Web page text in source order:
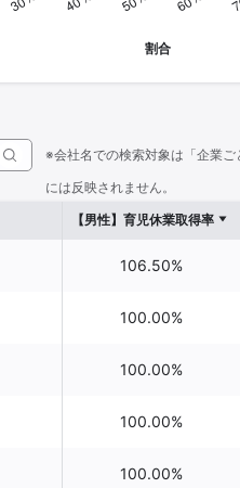
※会社名での検索対象は「企業
には反映されません。
【男性】育児休業取得率
106.50%
100.00%
100.00%
100.00%
100.00%